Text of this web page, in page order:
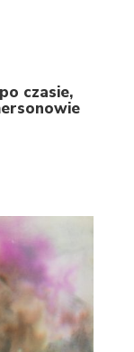
czasie,